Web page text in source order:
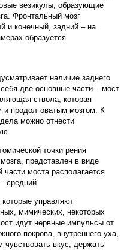
везикулы, образующие
Фронтальный мозг
и конечный, задний – на
образуется
наличие заднего
две основные части – мост
ствола, которая
и продолговатым мозгом. К
можно отнести
точки рения
представлен в виде
моста располагается
средний.
управляют
мимических, некоторых
идут нервные импульсы от
покрова, внутреннего уха,
вкус, держать